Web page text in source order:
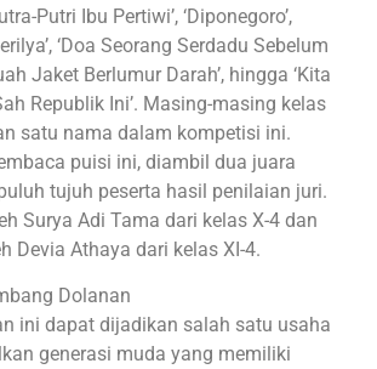
Putri Ibu Pertiwi’, ‘Diponegoro’,
‘Doa Seorang Serdadu Sebelum
Jaket Berlumur Darah’, hingga ‘Kita
Republik Ini’. Masing-masing kelas
satu nama dalam kompetisi ini.
puisi ini, diambil dua juara
tujuh peserta hasil penilaian juri.
Surya Adi Tama dari kelas X-4 dan
Devia Athaya dari kelas XI-4.
Dolanan
ini dapat dijadikan salah satu usaha
generasi muda yang memiliki